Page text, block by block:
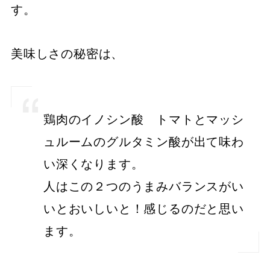
す。
美味しさの秘密は、
鶏肉のイノシン酸 トマトとマッシ
ュルームのグルタミン酸が出て味わ
い深くなります。
人はこの２つのうまみバランスがい
いとおいしいと！感じるのだと思い
ます。